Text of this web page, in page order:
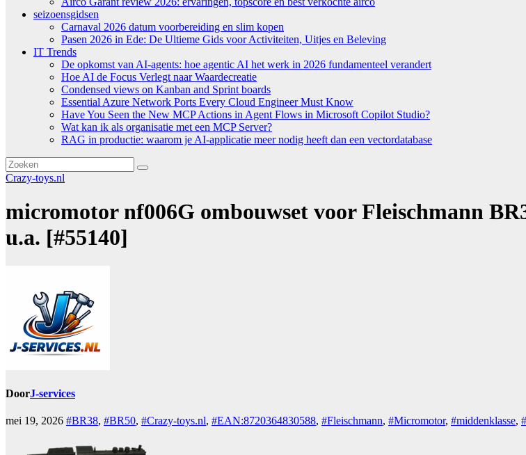
seizoensgidsen
Carnaval 2026 datum voorbereiding en slim kopen
Pasen 2026 in Ede: De Ultieme Gids voor Activiteiten, Uitjes en Beleving
IT Trends
De opkomst van AI-agents: hoe agentic AI het werk in 2026 fundamenteel verandert
Hoe AI de Focus Verlegt naar Waardecreatie
Condensed views on Kanban and Sprint boards
Essential Azure Network Ports Every Cloud Engineer Must Know
Have You Seen the New MCP Actions in Agent Flows in Microsoft Copilot Studio?
Wat kan ik als organisatie met een MCP Server?
RAG in productie: waarom je AI-applicatie meer nodig heeft dan een vectordatabase
Crazy-toys.nl
micromotor nf006G ombouwset voor Fleischmann
u.a. [#55140]
DoorJ-services
mei 19, 2026 #BR38, #BR50, #Crazy-toys.nl, #EAN:8720364830588, #Fleischmann, #Micromotor, #middenklasse,